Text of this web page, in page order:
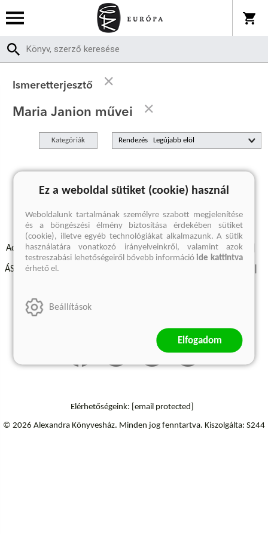
Ismeretterjesztő
Maria Janion művei
Kategóriák Rendezés
A keresett kifejezésre nincs találat
Adatvédelmi szabályzatok Elállási felmondási nyilatkozat
ÁSZF - Vásárlási feltételek
Elérhetőségeink: [email protected]
© 2026 Alexandra Könyvesház. Minden jog fenntartva. Kiszolgálta: S244
Ez a weboldal sütiket (cookie) használ
Weboldalunk tartalmának személyre szabott megjelenítése
és a böngészési élmény biztosítása érdekében sütiket
(cookie), illetve egyéb technológiákat alkalmazunk. A sütik
használatára vonatkozó irányelveinkről, valamint azok
testreszabási lehetőségeiről bővebb információide kattintva
érhető el.
Beállítások
Elfogadom